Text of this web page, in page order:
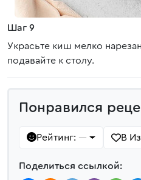
Шаг 9
Украсьте киш мелко
подавайте к столу.
Понравился
Рейтинг: — В
Поделиться ссылкой: